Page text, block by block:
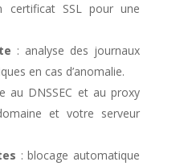
certificat SSL pour une
: analyse des journaux
en cas d’anomalie.
au DNSSEC et au proxy
et votre serveur
: blocage automatique